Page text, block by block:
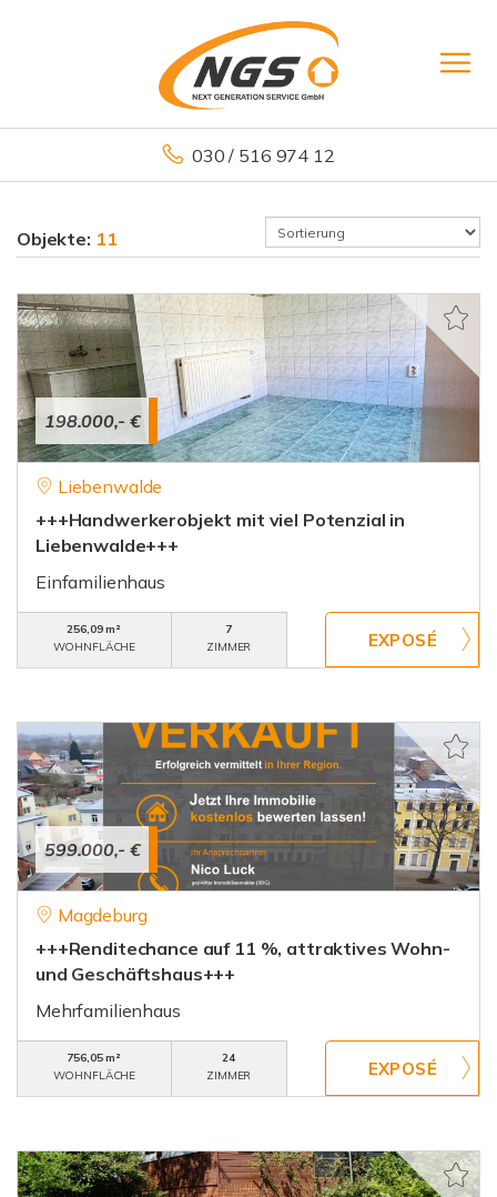
030 / 516 974 12
Objekte: 11
198.000,- €
Liebenwalde
+++Handwerkerobjekt mit viel Potenzial in
Liebenwalde+++
Einfamilienhaus
256,09 m²
WOHNFLÄCHE
7
ZIMMER
599.000,- €
Magdeburg
+++Renditechance auf 11 %, attraktives Wohn-
und Geschäftshaus+++
Mehrfamilienhaus
756,05 m²
WOHNFLÄCHE
24
ZIMMER